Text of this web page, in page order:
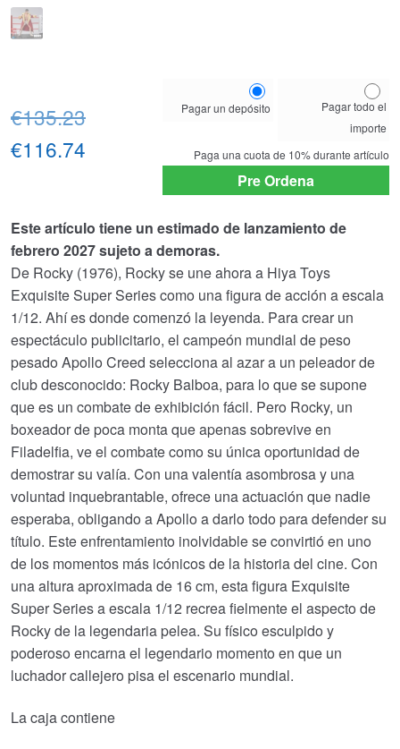
your
option
Pagar un depósito
Pagar todo el
importe
Paga una cuota de 10%durante artículo
Pre Ordena
€135.23El
€135.23.
€116.74
es:
€116.74.
Este artículo tiene un estimado de lanzamiento de
febrero 2027 sujeto a demoras.
De Rocky (1976), Rocky se une ahora a Hiya Toys
Exquisite Super Series como una figura de acción a escala
1/12. Ahí es donde comenzó la leyenda. Para crear un
espectáculo publicitario, el campeón mundial de peso
pesado Apollo Creed selecciona al azar a un peleador de
club desconocido: Rocky Balboa, para lo que se supone
que es un combate de exhibición fácil. Pero Rocky, un
boxeador de poca monta que apenas sobrevive en
Filadelfia, ve el combate como su única oportunidad de
demostrar su valía. Con una valentía asombrosa y una
voluntad inquebrantable, ofrece una actuación que nadie
esperaba, obligando a Apollo a darlo todo para defender su
título. Este enfrentamiento inolvidable se convirtió en uno
de los momentos más icónicos de la historia del cine. Con
una altura aproximada de 16 cm, esta figura Exquisite
Super Series a escala 1/12 recrea fielmente el aspecto de
Rocky de la legendaria pelea. Su físico esculpido y
poderoso encarna el legendario momento en que un
luchador callejero pisa el escenario mundial.
La caja contiene